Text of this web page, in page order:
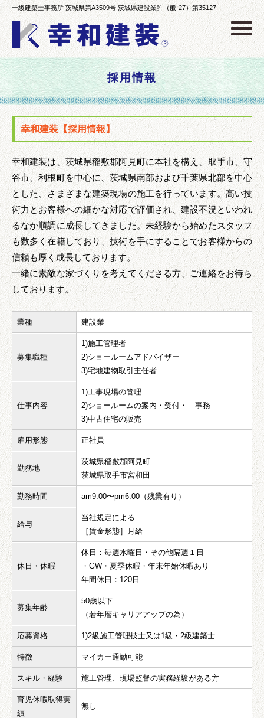
一級建築士事務所 茨城県第A3509号 茨城県建設業許（般-27）第35127
Click
採用情報
幸和建装【採用情報】
幸和建装は、茨城県稲敷郡阿見町に本社を構え、取手市、守
谷市、利根町を中心に、茨城県南部および千葉県北部を中心
とした、さまざまな建築現場の施工を行っています。高い技
術力とお客様への細かな対応で評価され、建設不況といわれ
るなか順調に成長してきました。未経験から始めたスタッフ
も数多く在籍しており、技術を手にすることでお客様からの
信頼も厚く成長しております。
一緒に素敵な家づくりを考えてくださる方、ご連絡をお待ち
しております。
業種 建設業
募集職種
1)施工管理者
2)ショールームアドバイザー
3)宅地建物取引主任者
仕事内容
1)工事現場の管理
2)ショールームの案内・受付・ 事務
3)中古住宅の販売
雇用形態 正社員
勤務地
茨城県稲敷郡阿見町
茨城県取手市宮和田
勤務時間 am9:00〜pm6:00（残業有り）
給与
当社規定による
［賃金形態］月給
休日・休暇
休日：毎週水曜日・その他隔週１日
・GW・夏季休暇・年末年始休暇あり
年間休日：120日
募集年齢
50歳以下
（若年層キャリアアップの為）
応募資格 1)2級施工管理技士又は1級・2級建築士
特徴 マイカー通勤可能
スキル・経験 施工管理、現場監督の実務経験がある方
育児休暇取得実
績
無し